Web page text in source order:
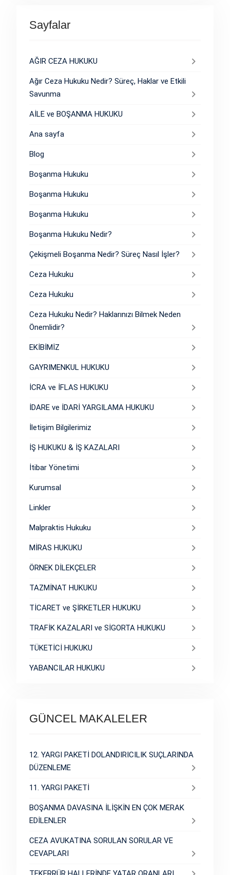
Sayfalar
AĞIR CEZA HUKUKU
Ağır Ceza Hukuku Nedir? Süreç, Haklar ve Etkili
Savunma
AİLE ve BOŞANMA HUKUKU
Ana sayfa
Blog
Boşanma Hukuku
Boşanma Hukuku
Boşanma Hukuku
Boşanma Hukuku Nedir?
Çekişmeli Boşanma Nedir? Süreç Nasıl İşler?
Ceza Hukuku
Ceza Hukuku
Ceza Hukuku Nedir? Haklarınızı Bilmek Neden
Önemlidir?
EKİBİMİZ
GAYRIMENKUL HUKUKU
İCRA ve İFLAS HUKUKU
İDARE ve İDARİ YARGILAMA HUKUKU
İletişim Bilgilerimiz
İŞ HUKUKU & İŞ KAZALARI
İtibar Yönetimi
Kurumsal
Linkler
Malpraktis Hukuku
MİRAS HUKUKU
ÖRNEK DİLEKÇELER
TAZMİNAT HUKUKU
TİCARET ve ŞİRKETLER HUKUKU
TRAFİK KAZALARI ve SİGORTA HUKUKU
TÜKETİCİ HUKUKU
YABANCILAR HUKUKU
GÜNCEL MAKALELER
12. YARGI PAKETİ DOLANDIRICILIK SUÇLARINDA
DÜZENLEME
11. YARGI PAKETİ
BOŞANMA DAVASINA İLİŞKİN EN ÇOK MERAK
EDİLENLER
CEZA AVUKATINA SORULAN SORULAR VE
CEVAPLARI